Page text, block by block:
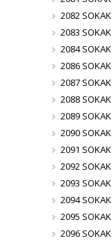
2082 SOKAK
2083 SOKAK
2084 SOKAK
2086 SOKAK
2087 SOKAK
2088 SOKAK
2089 SOKAK
2090 SOKAK
2091 SOKAK
2092 SOKAK
2093 SOKAK
2094 SOKAK
2095 SOKAK
2096 SOKAK